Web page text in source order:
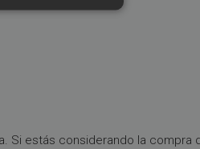
Si estás considerando la compra